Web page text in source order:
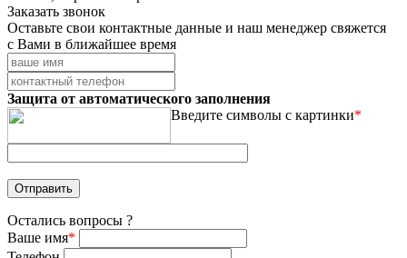
Заказать звонок
Оставьте свои контактные данные и наш менеджер свяжется
с Вами в ближайшее время
Защита от автоматического заполнения
Введите символы с картинки*
Остались вопросы ?
Ваше имя*